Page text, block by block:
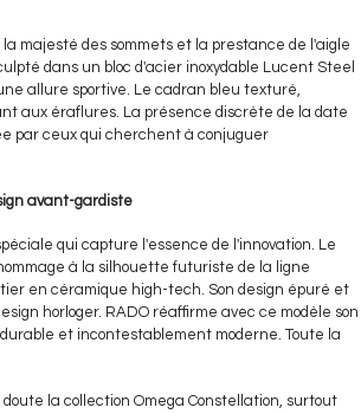
majesté des sommets et la prestance de l'aigle
dans un bloc d'acier inoxydable Lucent Steel
allure sportive. Le cadran bleu texturé,
aux éraflures. La présence discrète de la date
par ceux qui cherchent à conjuguer
avant-gardiste
qui capture l'essence de l'innovation. Le
à la silhouette futuriste de la ligne
en céramique high-tech. Son design épuré et
horloger. RADO réaffirme avec ce modèle son
et incontestablement moderne. Toute la
la collection Omega Constellation, surtout